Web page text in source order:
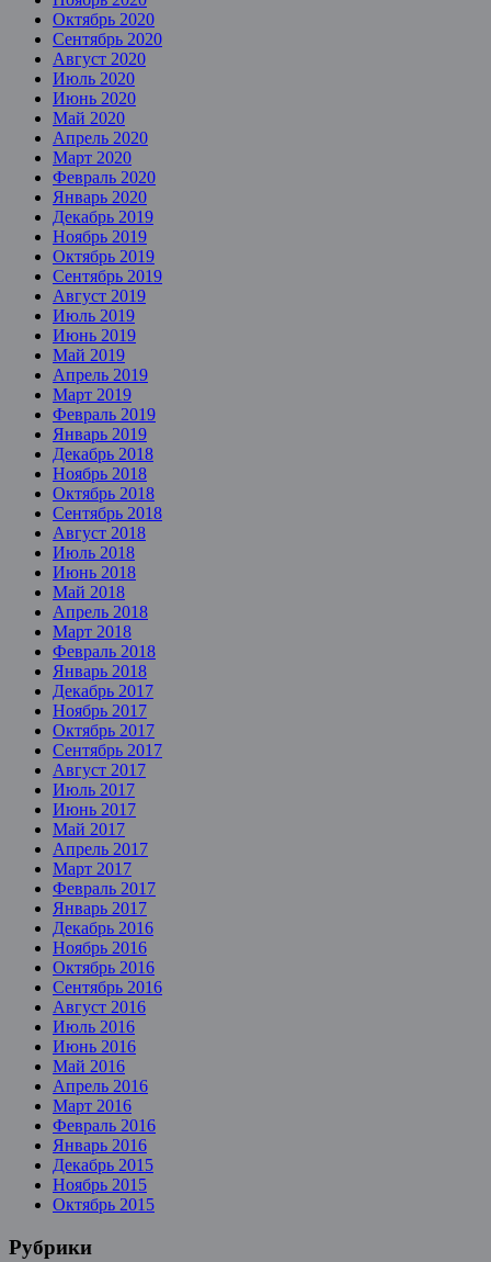
Октябрь 2020
Сентябрь 2020
Август 2020
Июль 2020
Июнь 2020
Май 2020
Апрель 2020
Март 2020
Февраль 2020
Январь 2020
Декабрь 2019
Ноябрь 2019
Октябрь 2019
Сентябрь 2019
Август 2019
Июль 2019
Июнь 2019
Май 2019
Апрель 2019
Март 2019
Февраль 2019
Январь 2019
Декабрь 2018
Ноябрь 2018
Октябрь 2018
Сентябрь 2018
Август 2018
Июль 2018
Июнь 2018
Май 2018
Апрель 2018
Март 2018
Февраль 2018
Январь 2018
Декабрь 2017
Ноябрь 2017
Октябрь 2017
Сентябрь 2017
Август 2017
Июль 2017
Июнь 2017
Май 2017
Апрель 2017
Март 2017
Февраль 2017
Январь 2017
Декабрь 2016
Ноябрь 2016
Октябрь 2016
Сентябрь 2016
Август 2016
Июль 2016
Июнь 2016
Май 2016
Апрель 2016
Март 2016
Февраль 2016
Январь 2016
Декабрь 2015
Ноябрь 2015
Октябрь 2015
Рубрики